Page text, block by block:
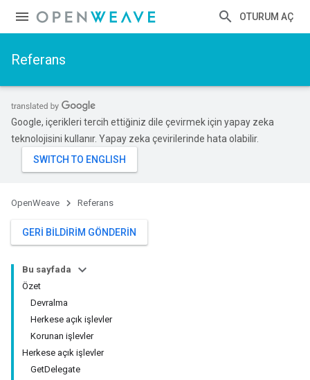
OTURUM AÇ
Referans
Google, içerikleri tercih ettiğiniz dile çevirmek için yapay zeka
teknolojisini kullanır. Yapay zeka çevirilerinde hata olabilir.
OpenWeave Referans
GERI BILDIRIM GÖNDERIN
Bu sayfada
Özet
Devralma
Herkese açık işlevler
Korunan işlevler
Herkese açık işlevler
GetDelegate